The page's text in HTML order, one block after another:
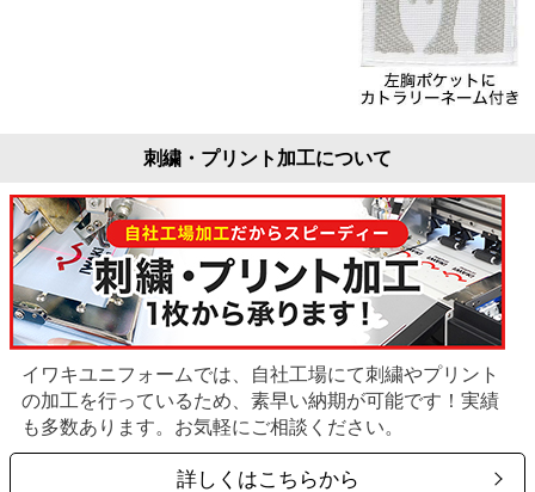
刺繍・プリント加工について
イワキユニフォームでは、自社工場にて刺繍やプリント
の加工を行っているため、素早い納期が可能です！実績
も多数あります。お気軽にご相談ください。
詳しくはこちらから